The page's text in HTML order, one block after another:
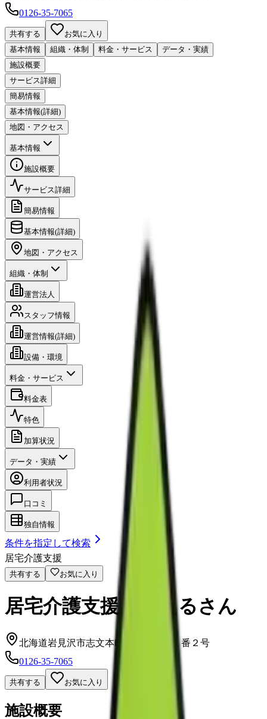
0126-35-7065
共有する
お気に入り
基本情報
組織・体制 料金・サービス
データ・実績
施設概要
サービス詳細
簡易情報
基本情報(詳細)
地図・アクセス
基本情報
施設概要
サービス詳細
簡易情報
基本情報(詳細)
地図・アクセス
組織・体制
運営法人
スタッフ情報
運営情報(詳細)
設備・環境
料金・サービス
料金表
特色
加算状況
データ・実績
利用者状況
口コミ
独自情報
条件を指定して検索
居宅介護支援
共有する お気に入り
居宅介護支援ささえるさん
北海道岩見沢市志文本町４条２丁目１番２号
0126-35-7065
共有する お気に入り
施設概要